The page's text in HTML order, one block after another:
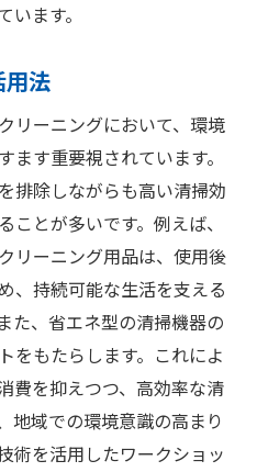
ます。
法
リーニングにおいて、環境
す重要視されています。
排除しながらも高い清掃効
とが多いです。例えば、
リーニング用品は、使用後
、持続可能な生活を支える
た、省エネ型の清掃機器の
をもたらします。これによ
費を抑えつつ、高効率な清
地域での環境意識の高まり
術を活用したワークショッ